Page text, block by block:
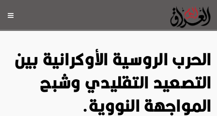
الحرب الروسية الأوكرانية بين
التصعيد التقليدي وشبح
المواجهة النووية.